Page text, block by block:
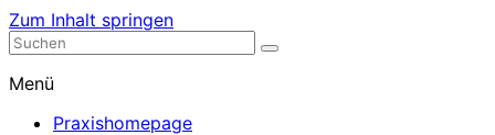
Zum Inhalt springen
Nephrologische Praxis mit Dialyse
Menü
Praxishomepage